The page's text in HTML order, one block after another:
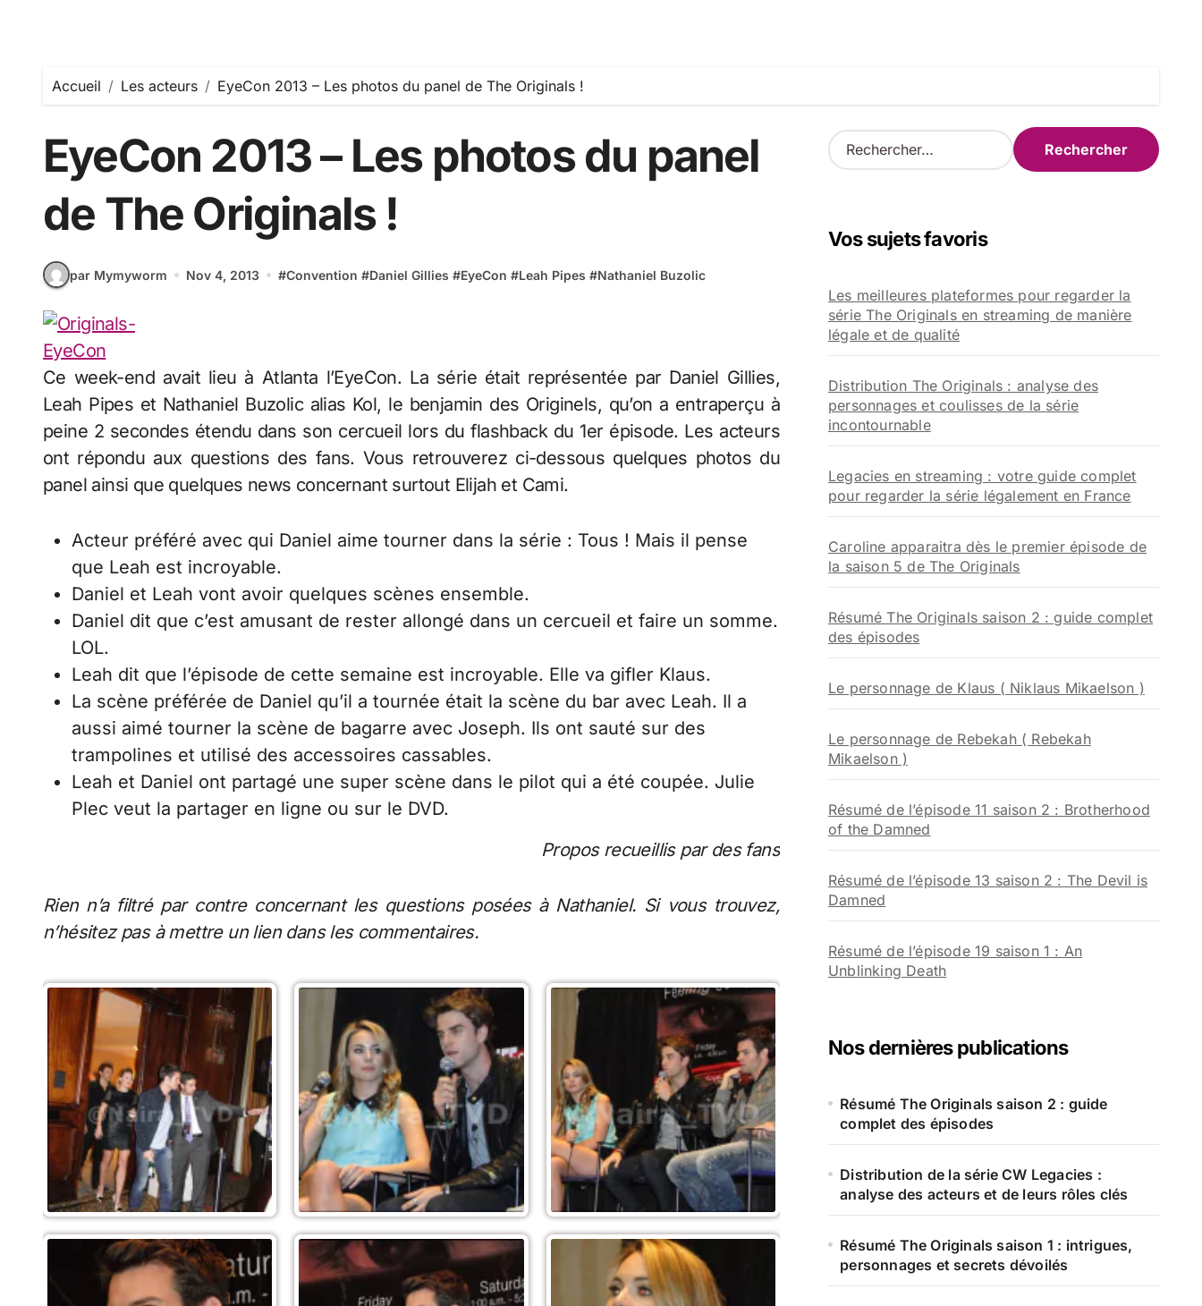
Accueil Les acteurs EyeCon 2013 – Les photos du panel de The Originals !
EyeCon 2013 – Les photos du panel
de The Originals !
par Mymyworm Nov 4, 2013 #Convention #Daniel Gillies #EyeCon #Leah Pipes #Nathaniel Buzolic
Ce week-end avait lieu à Atlanta l’EyeCon. La série était représentée par Daniel Gillies,
Leah Pipes et Nathaniel Buzolic alias Kol, le benjamin des Originels, qu’on a entraperçu à
peine 2 secondes étendu dans son cercueil lors du flashback du 1er épisode. Les acteurs
ont répondu aux questions des fans. Vous retrouverez ci-dessous quelques photos du
panel ainsi que quelques news concernant surtout Elijah et Cami.
Acteur préféré avec qui Daniel aime tourner dans la série : Tous ! Mais il pense
que Leah est incroyable.
Daniel et Leah vont avoir quelques scènes ensemble.
Daniel dit que c’est amusant de rester allongé dans un cercueil et faire un somme.
LOL.
Leah dit que l’épisode de cette semaine est incroyable. Elle va gifler Klaus.
La scène préférée de Daniel qu’il a tournée était la scène du bar avec Leah. Il a
aussi aimé tourner la scène de bagarre avec Joseph. Ils ont sauté sur des
trampolines et utilisé des accessoires cassables.
Leah et Daniel ont partagé une super scène dans le pilot qui a été coupée. Julie
Plec veut la partager en ligne ou sur le DVD.
Propos recueillis par des fans
Rien n’a filtré par contre concernant les questions posées à Nathaniel. Si vous trouvez,
n’hésitez pas à mettre un lien dans les commentaires.
R
e
r
e
r
:
Vos sujets favoris
Les meilleures plateformes pour regarder la
série The Originals en streaming de manière
légale et de qualité
Distribution The Originals : analyse des
personnages et coulisses de la série
incontournable
Legacies en streaming : votre guide complet
pour regarder la série légalement en France
Caroline apparaitra dès le premier épisode de
la saison 5 de The Originals
Résumé The Originals saison 2 : guide complet
des épisodes
Le personnage de Klaus ( Niklaus Mikaelson )
Le personnage de Rebekah ( Rebekah
Mikaelson )
Résumé de l’épisode 11 saison 2 : Brotherhood
of the Damned
Résumé de l’épisode 13 saison 2 : The Devil is
Damned
Résumé de l’épisode 19 saison 1 : An
Unblinking Death
Nos dernières publications
Résumé The Originals saison 2 : guide
complet des épisodes
Distribution de la série CW Legacies :
analyse des acteurs et de leurs rôles clés
Résumé The Originals saison 1 : intrigues,
personnages et secrets dévoilés